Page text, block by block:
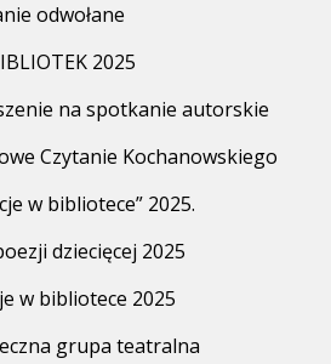
odwołane
2025
na spotkanie autorskie
Czytanie Kochanowskiego
w bibliotece” 2025.
dziecięcej 2025
w bibliotece 2025
grupa teatralna